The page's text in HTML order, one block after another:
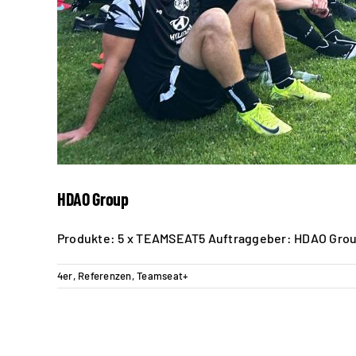
HDAO Group
Produkte: 5 x TEAMSEAT5 Auftraggeber: HDAO
4er, Referenzen,Teamseat+